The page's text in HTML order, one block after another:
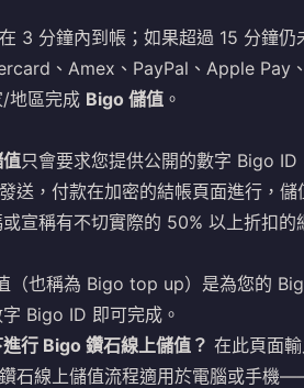
3 分鐘內到帳；如果超過 15 分鐘
、Amex、PayPal、Apple Pay
地區完成 Bigo 儲值 。
只會要求您提供公開的數字 Bigo
送，付款在加密的結帳頁面進行，
宣稱有不切實際的 50% 以上折扣的
（也稱為 Bigo top up）是為您的
Bigo ID 即可完成。
行 Bigo 鑽石線上儲值？ 在此頁面
石線上儲值流程適用於電腦或手機